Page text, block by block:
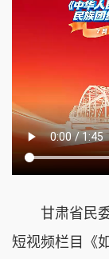
甘肃省民
短视频栏目《